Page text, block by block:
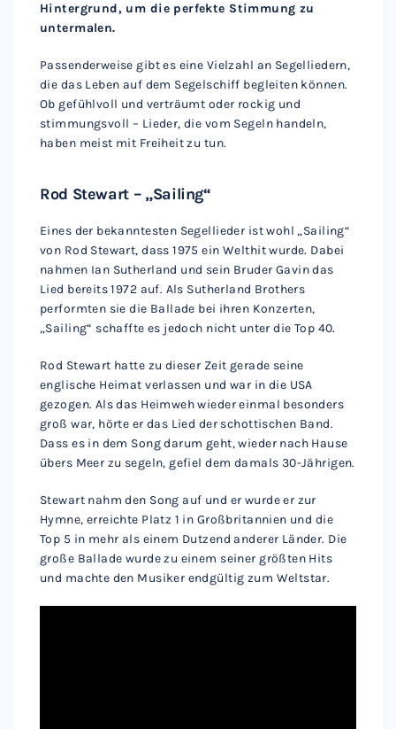
Hintergrund, um die perfekte Stimmung zu
untermalen.
Passenderweise gibt es eine Vielzahl an Segelliedern,
die das Leben auf dem Segelschiff begleiten können.
Ob gefühlvoll und verträumt oder rockig und
stimmungsvoll – Lieder, die vom Segeln handeln,
haben meist mit Freiheit zu tun.
Rod Stewart – „Sailing“
Eines der bekanntesten Segellieder ist wohl „Sailing“
von Rod Stewart, dass 1975 ein Welthit wurde. Dabei
nahmen Ian Sutherland und sein Bruder Gavin das
Lied bereits 1972 auf. Als Sutherland Brothers
performten sie die Ballade bei ihren Konzerten,
„Sailing“ schaffte es jedoch nicht unter die Top 40.
Rod Stewart hatte zu dieser Zeit gerade seine
englische Heimat verlassen und war in die USA
gezogen. Als das Heimweh wieder einmal besonders
groß war, hörte er das Lied der schottischen Band.
Dass es in dem Song darum geht, wieder nach Hause
übers Meer zu segeln, gefiel dem damals 30-Jährigen.
Stewart nahm den Song auf und er wurde er zur
Hymne, erreichte Platz 1 in Großbritannien und die
Top 5 in mehr als einem Dutzend anderer Länder. Die
große Ballade wurde zu einem seiner größten Hits
und machte den Musiker endgültig zum Weltstar.